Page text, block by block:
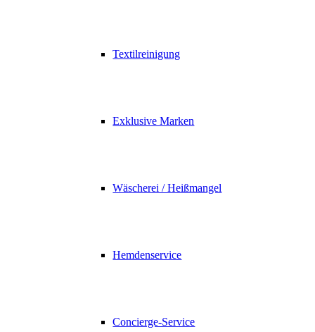
Textilreinigung
Exklusive Marken
Wäscherei / Heißmangel
Hemdenservice
Concierge-Service